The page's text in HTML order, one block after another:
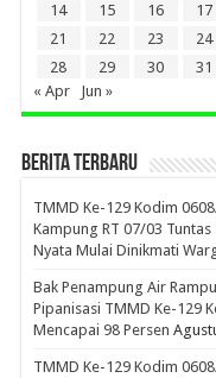
14
15 16 17
21
22 23 24
28
29 30
31
« Apr
Jun »
BERITA TERBARU
TMMD Ke-129 Kodim
Kampung RT 07/03
Nyata Mulai Dinikmati
Bak Penampung Air
Pipanisasi TMMD Ke-129
Mencapai 98 Persen
TMMD Ke-129 Kodim